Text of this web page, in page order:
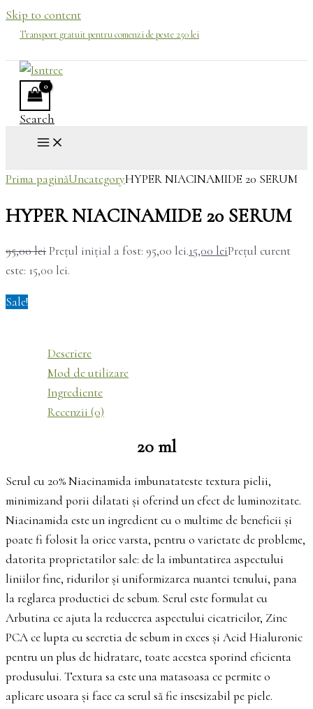
Skip to content
Transport gratuit pentru comenzi de peste 250 lei
Search
Prima paginăUncategoryHYPER NIACINAMIDE 20 SERUM
HYPER NIACINAMIDE 20 SERUM
95,00leiPrețul inițial a fost: 95,00 lei.15,00 leiPrețul curent
este: 15,00 lei.
Sale!
Descriere
Mod de utilizare
Ingrediente
Recenzii (0)
20 ml
Serul cu 20% Niacinamida imbunatateste textura pielii,
minimizand porii dilatati și oferind un efect de luminozitate.
Niacinamida este un ingredient cu o multime de beneficii și
poate fi folosit la orice varsta, pentru o varietate de probleme,
datorita proprietatilor sale: de la imbuntatirea aspectului
liniilor fine, ridurilor și uniformizarea nuantei tenului, pana
la reglarea productiei de sebum. Serul este formulat cu
Arbutina ce ajuta la reducerea aspectului cicatricilor, Zinc
PCA ce lupta cu secretia de sebum in exces și Acid Hialuronic
pentru un plus de hidratare, toate acestea sporind eficienta
produsului. Textura sa este una matasoasa ce permite o
aplicare usoara și face ca serul să fie insesizabil pe piele.